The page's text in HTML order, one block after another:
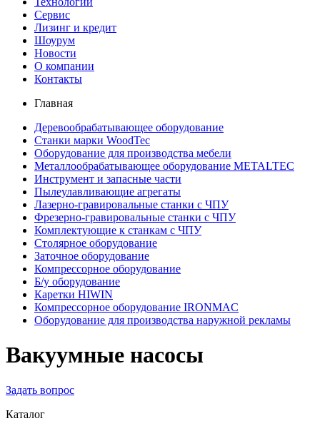
Сервис
Лизинг и кредит
Шоурум
Новости
О компании
Контакты
Главная
Деревообрабатывающее оборудование
Станки марки WoodTec
Оборудование для производства мебели
Металлообрабатывающее оборудование METALTEC
Инструмент и запасные части
Пылеулавливающие агрегаты
Лазерно-гравировальные станки с ЧПУ
Фрезерно-гравировальные станки с ЧПУ
Комплектующие к станкам с ЧПУ
Столярное оборудование
Заточное оборудование
Компрессорное оборудование
Б/у оборудование
Каретки HIWIN
Компрессорное оборудование IRONMAC
Оборудование для производства наружной рекламы
Вакуумные насосы
Задать вопрос
Каталог